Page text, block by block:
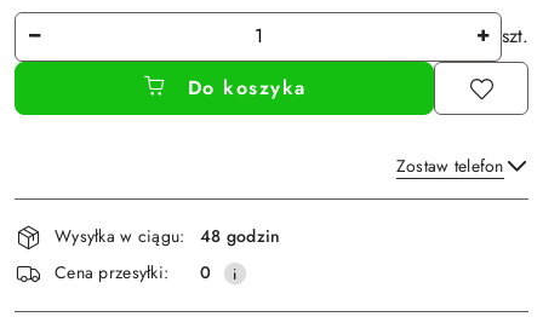
Ilość
szt.
Do koszyka
Zostaw telefon
Wyślij
Dostępność
i
dostawa
Wysyłka w ciągu:
48 godzin
Cena przesyłki:
0